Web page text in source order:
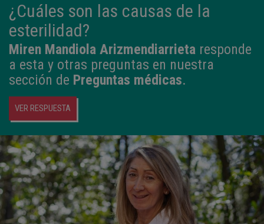
¿Cuáles son las causas de la
esterilidad?
Miren Mandiola Arizmendiarrieta responde
a esta y otras preguntas en nuestra
sección de Preguntas médicas.
VER RESPUESTA